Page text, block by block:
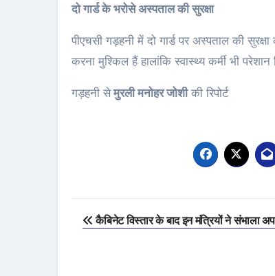
दो गार्ड के भरोसे अस्पताल की सुरक्षा
पीएचसी गड़हनी में दो गार्ड पर अस्पताल की
करना मुश्किल हैं हालांकि स्वास्थ्य कर्मी भी परेशान
गड़हनी सेमुरली मनोहर जोशीकी रिपोर्ट
Post
कैबिनेट विस्तार के बाद इन मंत्रियों ने संभाला